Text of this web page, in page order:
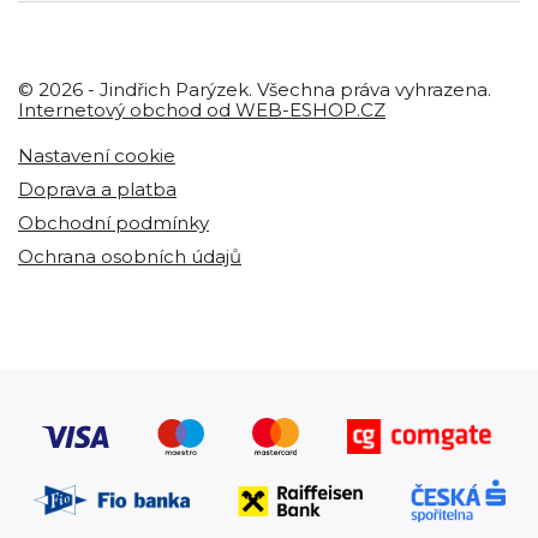
© 2026 - Jindřich Parýzek. Všechna práva vyhrazena.
Internetový obchod od WEB-ESHOP.CZ
Nastavení cookie
Doprava a platba
Obchodní podmínky
Ochrana osobních údajů